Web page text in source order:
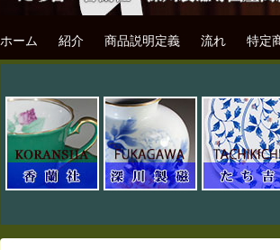
和食器リサイクル通
たち吉・香蘭社・深川製磁等の和食器リサイク
ホーム 紹介 商品説明定義 流れ 特定